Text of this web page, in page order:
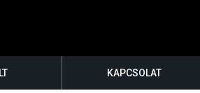
KAPCSOLAT